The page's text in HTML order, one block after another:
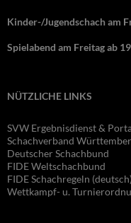
Kinder-/Jugendschach am
Spielabend am Freitag ab
NÜTZLICHE LINKS
SVW Ergebnisdienst &
Schachverband
Deutscher Schachbund
FIDE Weltschachbund
FIDE Schachregeln (deutsch)
Wettkampf- u.